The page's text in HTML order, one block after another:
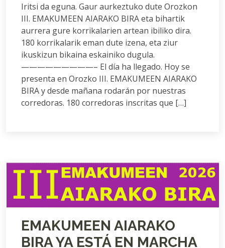
Iritsi da eguna. Gaur aurkeztuko dute Orozkon
III. EMAKUMEEN AIARAKO BIRA eta bihartik
aurrera gure korrikalarien artean ibiliko dira.
180 korrikalarik eman dute izena, eta ziur
ikuskizun bikaina eskainiko dugula.
—————————– El día ha llegado. Hoy se
presenta en Orozko III. EMAKUMEEN AIARAKO
BIRA y desde mañana rodarán por nuestras
corredoras. 180 corredoras inscritas que […]
EMAKUMEEN AIARAKO
BIRA YA ESTÁ EN MARCHA